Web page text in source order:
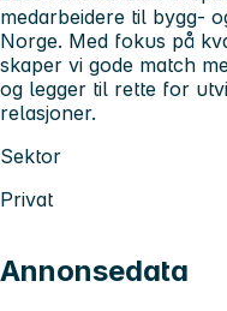
medarbeidere til bygg-
Norge. Med fokus på
skaper vi gode match
og legger til rette for
relasjoner.
Sektor
Privat
Annonsedata